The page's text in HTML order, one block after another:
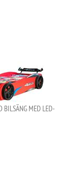
BILSÄNG MED LED-